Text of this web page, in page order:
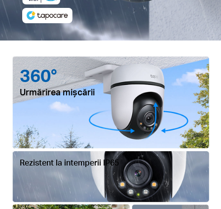
360°
Urmărirea mișcării
Rezistent la intemperii IP65